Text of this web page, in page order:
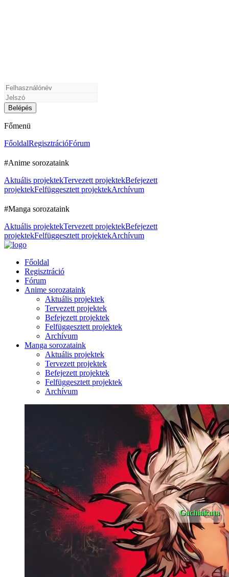
Főmenü
FőoldalRegisztrációFórum
#Anime sorozataink
Aktuális projektekTervezett projektekBefejezett
projektekFelfüggesztett projektekArchívum
#Manga sorozataink
Aktuális projektekTervezett projektekBefejezett
projektekFelfüggesztett projektekArchívum
Főoldal
Regisztráció
Fórum
Anime sorozataink
Aktuális projektek
Tervezett projektek
Befejezett projektek
Felfüggesztett projektek
Archívum
Manga sorozataink
Aktuális projektek
Tervezett projektek
Befejezett projektek
Felfüggesztett projektek
Archívum
Gachiakuta